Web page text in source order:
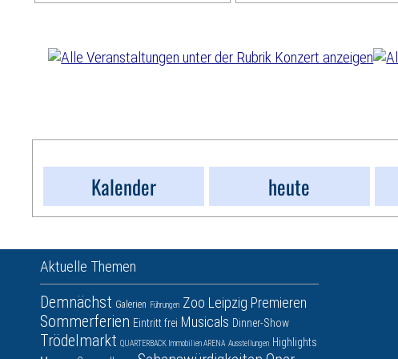
Kalender
heute
Aktuelle Themen
Demnächst Galerien Führungen Zoo Leipzig Premieren
Sommerferien Eintritt frei Musicals Dinner-Show
Trödelmarkt QUARTERBACK Immobilien ARENA Ausstellungen Highlights